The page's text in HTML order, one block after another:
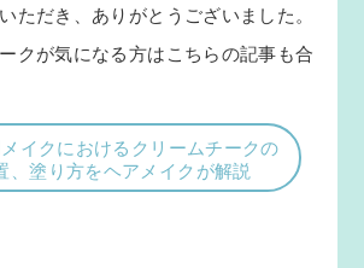
ただき、ありがとうございました。
クが気になる方はこちらの記事も合
イクにおけるクリームチークの
、塗り方をヘアメイクが解説